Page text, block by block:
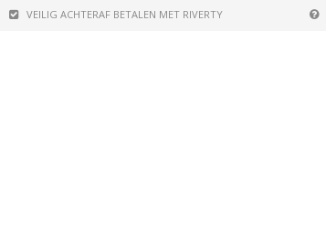
VEILIG ACHTERAF BETALEN MET RIVERTY